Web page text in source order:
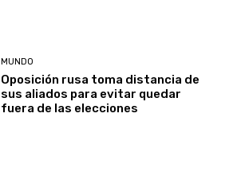
MUNDO
Oposición rusa toma distancia de
sus aliados para evitar quedar
fuera de las elecciones